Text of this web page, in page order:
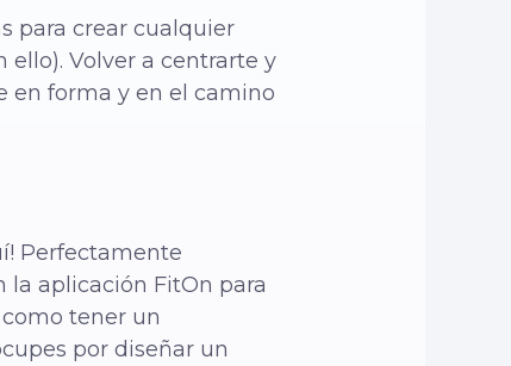
para crear cualquier
Volver a centrarte y
en forma y en el camino
Perfectamente
la aplicación FitOn para
tener un
por diseñar un